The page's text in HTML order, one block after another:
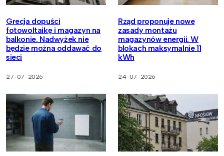
Grecja dopuści
fotowoltaikę i magazyn na
balkonie. Nadwyżek nie
będzie można oddawać do
sieci
27-07-2026
Rząd proponuje nowe
zasady montażu
magazynów energii. W
blokach maksymalnie 11
kWh
24-07-2026